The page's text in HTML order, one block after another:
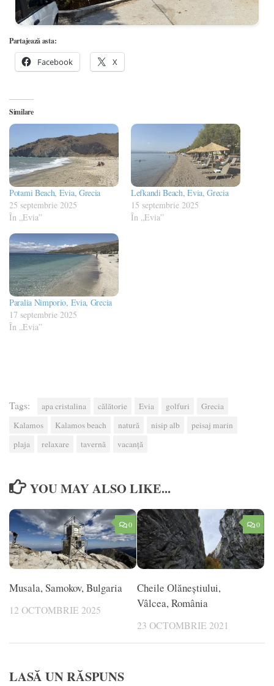
Partajează asta:
Facebook X
Similare
Potami Beach, Evia, Grecia
25 septembrie 2025
În „Evia”
Lefkandi Beach, Evia, Grecia
15 septembrie 2025
În „Evia”
Paralia Nimporio, Evia, Grecia
17 septembrie 2025
În „Evia”
Tags: apa cristalina călătorie Evia golfuri
Grecia
Kalamos
Kalamos beach natură nisip alb
peisaj marin
plaja
relaxare tavernă vacanță
YOU MAY ALSO LIKE...
0
Musala, Samokov, Bulgaria
12 OCTOMBRIE 2025
0
Cheile Olăneștiului,
Vâlcea, România
23 OCTOMBRIE 2021
LASĂ UN RĂSPUNS